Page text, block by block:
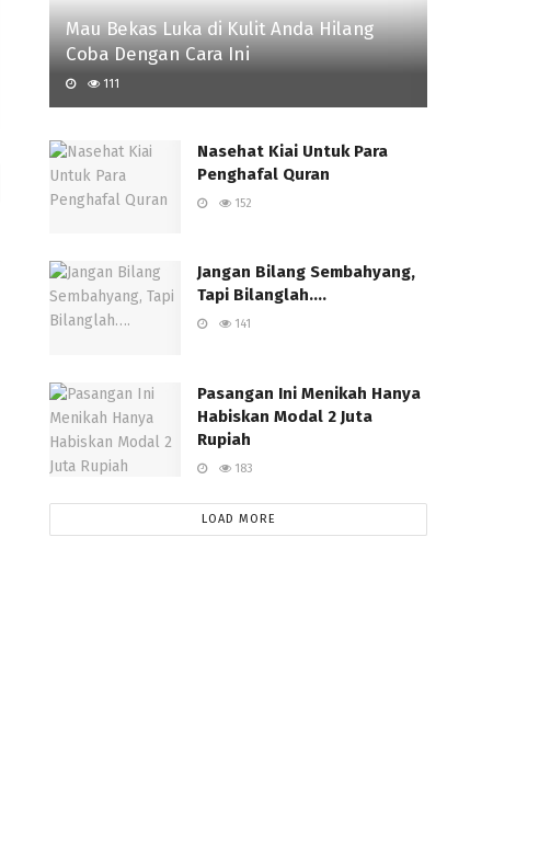
Mau Bekas Luka di Kulit Anda Hilang
Coba Dengan Cara Ini
111
Nasehat Kiai Untuk Para
Penghafal Quran
152
Jangan Bilang Sembahyang,
Tapi Bilanglah….
141
Pasangan Ini Menikah Hanya
Habiskan Modal 2 Juta
Rupiah
183
LOAD MORE